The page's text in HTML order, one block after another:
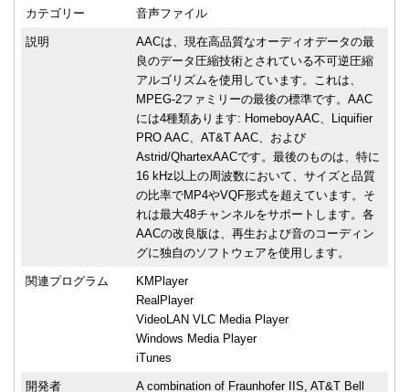
カテゴリー 音声ファイル
説明
AACは、現在高品質なオーディオデータの最
良のデータ圧縮技術とされている不可逆圧縮
アルゴリズムを使用しています。これは、
MPEG-2ファミリーの最後の標準です。AAC
には4種類あります: HomeboyAAC、Liquifier
PRO AAC、AT&T AAC、および
Astrid/QhartexAACです。最後のものは、特に
16 kHz以上の周波数において、サイズと品質
の比率でMP4やVQF形式を超えています。そ
れは最大48チャンネルをサポートします。各
AACの改良版は、再生および音のコーディン
グに独自のソフトウェアを使用します。
関連プログラム
KMPlayer
RealPlayer
VideoLAN VLC Media Player
Windows Media Player
iTunes
開発者
A combination of Fraunhofer IIS, AT&T Bell